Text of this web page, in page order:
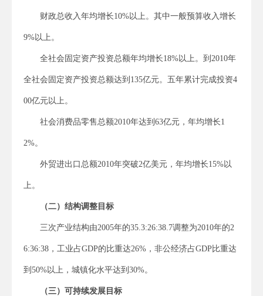
财政总收入年均增长10%以上。其中一般预算收入增长
9%以上。
全社会固定资产投资总额年均增长18%以上。到2010年
全社会固定资产投资总额达到135亿元。五年累计完成投资4
00亿元以上。
社会消费品零售总额2010年达到63亿元，年均增长1
2%。
外贸进出口总额2010年突破2亿美元，年均增长15%以
上。
（二）结构调整目标
三次产业结构由2005年的35.3:26:38.7调整为2010年的2
6:36:38，工业占GDP的比重达26%，非公经济占GDP比重达
到50%以上，城镇化水平达到30%。
（三）可持续发展目标